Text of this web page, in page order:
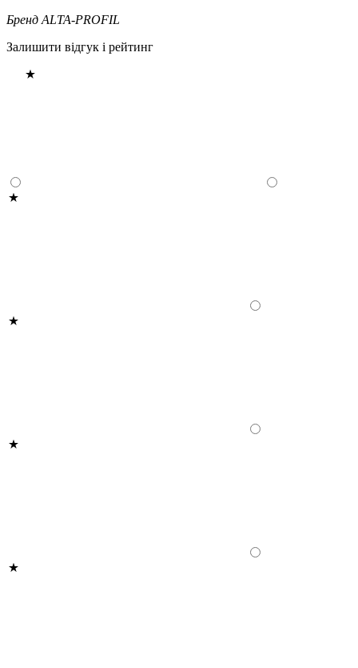
Бренд ALTA-PROFIL
Залишити відгук і рейтинг